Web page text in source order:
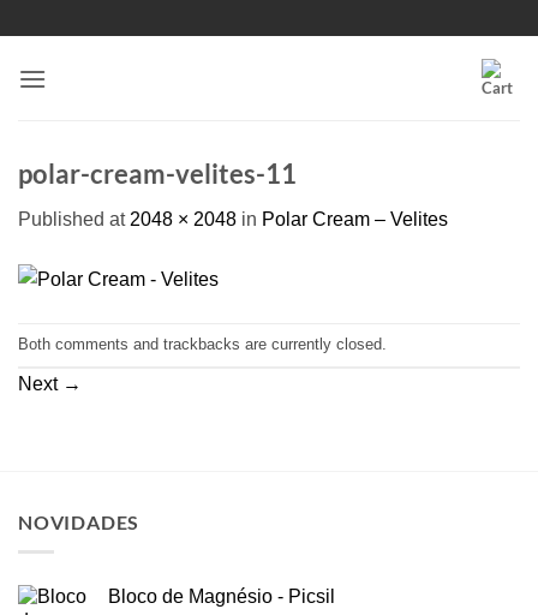
content
polar-cream-velites-11
Published at 2048 × 2048 in Polar Cream – Velites
Both comments and trackbacks are currently closed.
Next →
NOVIDADES
Bloco de Magnésio - Picsil